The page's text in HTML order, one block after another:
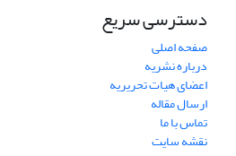
دسترسی سریع
صفحه اصلی
درباره نشریه
اعضای هیات تحریریه
ارسال مقاله
تماس با ما
نقشه سایت